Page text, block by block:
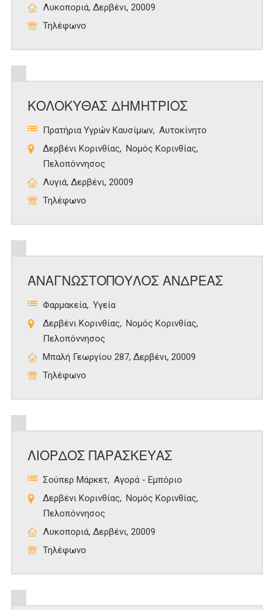
Λυκοποριά, Δερβένι, 20009
Τηλέφωνο
ΚΟΛΟΚΥΘΑΣ ΔΗΜΗΤΡΙΟΣ
Πρατήρια Υγρών Καυσίμων Αυτοκίνητο
Δερβένι Κορινθίας
Νομός Κορινθίας
Πελοπόννησος
Λυγιά, Δερβένι, 20009
Τηλέφωνο
ΑΝΑΓΝΩΣΤΟΠΟΥΛΟΣ ΑΝΔΡΕΑΣ
Φαρμακεία Υγεία
Δερβένι Κορινθίας
Νομός Κορινθίας
Πελοπόννησος
Μπαλή Γεωργίου 287, Δερβένι, 20009
Τηλέφωνο
ΛΙΟΡΔΟΣ ΠΑΡΑΣΚΕΥΑΣ
Σούπερ Μάρκετ Αγορά - Εμπόριο
Δερβένι Κορινθίας
Νομός Κορινθίας
Πελοπόννησος
Λυκοποριά, Δερβένι, 20009
Τηλέφωνο